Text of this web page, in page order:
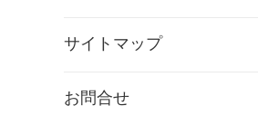
サイトマップ
お問合せ